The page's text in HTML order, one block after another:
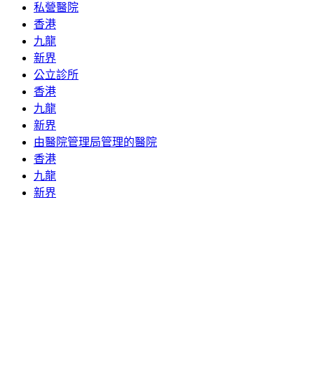
私營醫院
香港
九龍
新界
公立診所
香港
九龍
新界
由醫院管理局管理的醫院
香港
九龍
新界